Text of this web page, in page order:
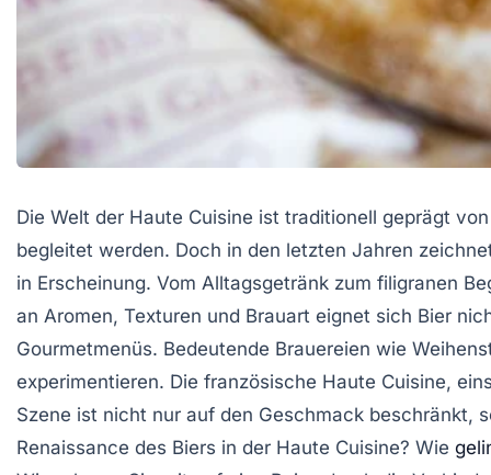
Die Welt der Haute Cuisine ist traditionell geprägt
begleitet werden. Doch in den letzten Jahren
in Erscheinung. Vom Alltagsgetränk zum filigranen
an Aromen, Texturen und Brauart eignet sich Bier
Gourmetmenüs. Bedeutende Brauereien wie
experimentieren. Die französische Haute Cuisine,
Szene ist nicht nur auf den Geschmack beschränkt,
Renaissance des Biers in der Haute Cuisine? Wie